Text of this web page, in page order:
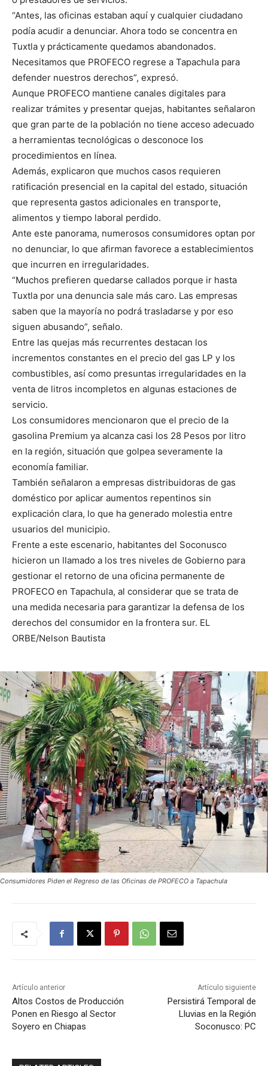
“Antes, las oficinas estaban aquí y cualquier ciudadano
podía acudir a denunciar. Ahora todo se concentra en
Tuxtla y prácticamente quedamos abandonados.
Necesitamos que PROFECO regrese a Tapachula para
defender nuestros derechos”, expresó.
Aunque PROFECO mantiene canales digitales para
realizar trámites y presentar quejas, habitantes señalaron
que gran parte de la población no tiene acceso adecuado
a herramientas tecnológicas o desconoce los
procedimientos en línea.
Además, explicaron que muchos casos requieren
ratificación presencial en la capital del estado, situación
que representa gastos adicionales en transporte,
alimentos y tiempo laboral perdido.
Ante este panorama, numerosos consumidores optan por
no denunciar, lo que afirman favorece a establecimientos
que incurren en irregularidades.
“Muchos prefieren quedarse callados porque ir hasta
Tuxtla por una denuncia sale más caro. Las empresas
saben que la mayoría no podrá trasladarse y por eso
siguen abusando”, señalo.
Entre las quejas más recurrentes destacan los
incrementos constantes en el precio del gas LP y los
combustibles, así como presuntas irregularidades en la
venta de litros incompletos en algunas estaciones de
servicio.
Los consumidores mencionaron que el precio de la
gasolina Premium ya alcanza casi los 28 Pesos por litro
en la región, situación que golpea severamente la
economía familiar.
También señalaron a empresas distribuidoras de gas
doméstico por aplicar aumentos repentinos sin
explicación clara, lo que ha generado molestia entre
usuarios del municipio.
Frente a este escenario, habitantes del Soconusco
hicieron un llamado a los tres niveles de Gobierno para
gestionar el retorno de una oficina permanente de
PROFECO en Tapachula, al considerar que se trata de
una medida necesaria para garantizar la defensa de los
derechos del consumidor en la frontera sur. EL
ORBE/Nelson Bautista
Consumidores Piden el Regreso de las Oficinas de PROFECO a Tapachula
Artículo anterior
Altos Costos de Producción
Ponen en Riesgo al Sector
Soyero en Chiapas
Artículo siguiente
Persistirá Temporal de
Lluvias en la Región
Soconusco: PC